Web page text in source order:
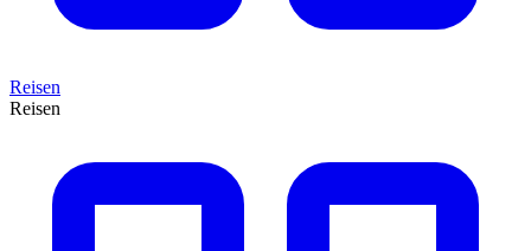
Reisen
Reisen